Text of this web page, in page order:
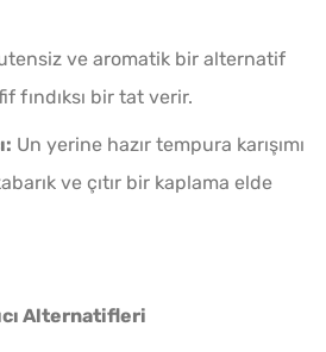
ve aromatik bir alternatif
fındıksı bir tat verir.
Un yerine hazır tempura karışımı
ve çıtır bir kaplama elde
Alternatifleri